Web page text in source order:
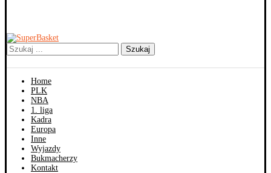
Szukaj
Home
PLK
NBA
1. liga
Kadra
Europa
Inne
Wyjazdy
Bukmacherzy
Kontakt